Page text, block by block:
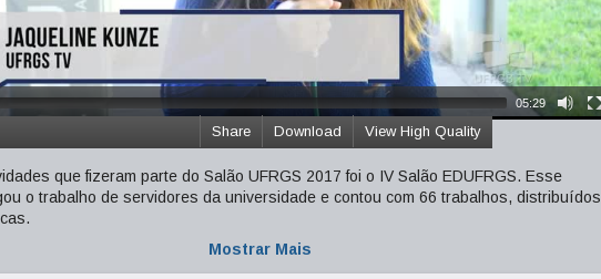
05:29
View High Quality
Download
Share
que fizeram parte do Salão UFRGS 2017 foi o IV Salão EDUFRGS. Esse
o trabalho de servidores da universidade e contou com 66 trabalhos, distribuídos
Mostrar Mais